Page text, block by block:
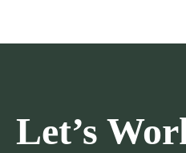
Let’s